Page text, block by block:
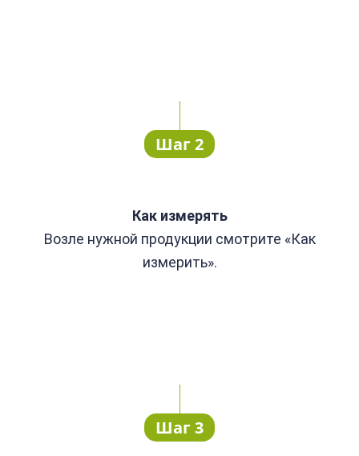
Шаг 2
Как измерять
Возле нужной продукции смотрите «Как
измерить».
Шаг 3